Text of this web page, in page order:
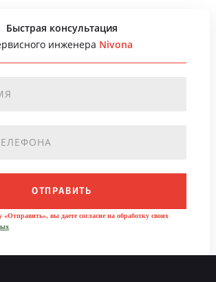
Быстрая консультация
инженера Nivona
ОТПРАВИТЬ
вы даете согласие на обработку своих